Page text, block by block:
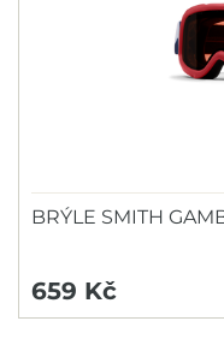
BRÝLE SMITH
659 Kč